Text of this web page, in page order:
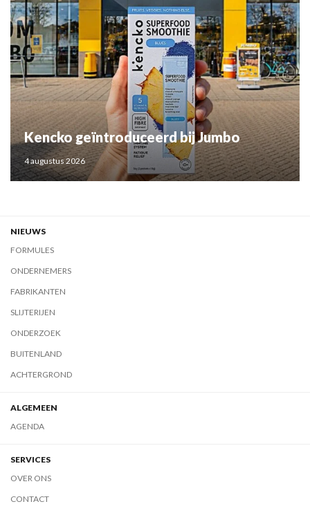
Kencko geïntroduceerd bij Jumbo
4 augustus 2026
NIEUWS
FORMULES
ONDERNEMERS
FABRIKANTEN
SLIJTERIJEN
ONDERZOEK
BUITENLAND
ACHTERGROND
ALGEMEEN
AGENDA
SERVICES
OVER ONS
CONTACT